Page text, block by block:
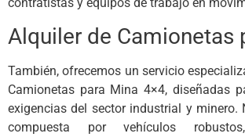
Alquiler de Camionetas
También, ofrecemos un servicio
Camionetas para Mina 4×4, diseñadas
exigencias del sector industrial y minero.
compuesta por vehículos